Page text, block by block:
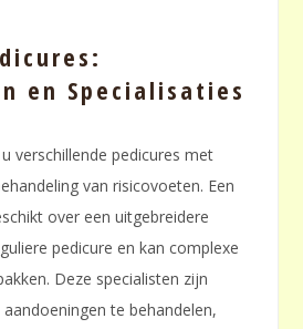
en Specialisaties
verschillende pedicures met
van risicovoeten. Een
over een uitgebreidere
pedicure en kan complexe
Deze specialisten zijn
te behandelen,